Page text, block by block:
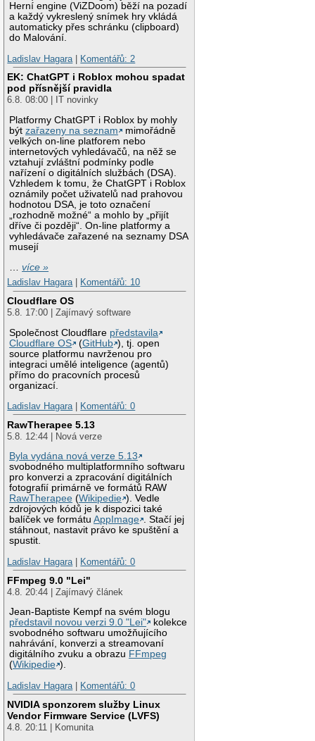
Herní engine (ViZDoom) běží na pozadí
a každý vykreslený snímek hry vkládá
automaticky přes schránku (clipboard)
do Malování.
Ladislav Hagara
Komentářů: 2
EK: ChatGPT i Roblox mohou spadat
pod přísnější pravidla
6.8. 08:00 | IT novinky
Platformy ChatGPT i Roblox by mohly
býtzařazeny na seznam
mimořádně
velkých on-line platforem nebo
internetových vyhledávačů, na něž se
vztahují zvláštní podmínky podle
nařízení o digitálních službách (DSA).
Vzhledem k tomu, že ChatGPT i Roblox
oznámily počet uživatelů nad prahovou
hodnotou DSA, je toto označení
„rozhodně možné“ a mohlo by „přijít
dříve či později“. On-line platformy a
vyhledávače zařazené na seznamy DSA
musejí
…více »
Ladislav Hagara| Komentářů: 10
Cloudflare OS
5.8. 17:00 | Zajímavý software
Společnost Cloudflare představila
Cloudflare OS
(GitHub ), tj. open
source platformu navrženou pro
integraci umělé inteligence (agentů)
přímo do pracovních procesů
organizací.
Ladislav Hagara| Komentářů: 0
RawTherapee 5.13
5.8. 12:44 | Nová verze
Byla vydána nová verze 5.13
svobodného multiplatformního softwaru
pro konverzi a zpracování digitálních
fotografií primárně ve formátů RAW
RawTherapee (Wikipedie ). Vedle
zdrojových kódů je k dispozici také
balíček ve formátuAppImage . Stačí jej
stáhnout, nastavit právo ke spuštění a
spustit.
Ladislav Hagara| Komentářů: 0
FFmpeg 9.0 "Lei"
4.8. 20:44 | Zajímavý článek
Jean-Baptiste Kempf na svém blogu
představil novou verzi 9.0 "Lei"
kolekce
svobodného softwaru umožňujícího
nahrávání, konverzi a streamovaní
digitálního zvuku a obrazu FFmpeg
(Wikipedie ).
Ladislav Hagara| Komentářů: 0
NVIDIA sponzorem služby Linux
Vendor Firmware Service (LVFS)
4.8. 20:11 | Komunita